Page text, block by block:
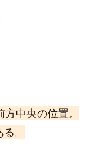
中央の位置。
。